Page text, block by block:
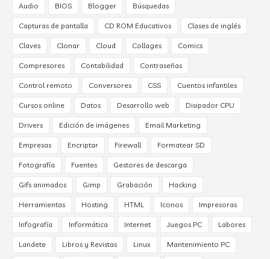
Audio BIOS Blogger Búsquedas
Capturas de pantalla CD ROM Educativos Clases de inglés
Claves Clonar Cloud Collages Comics
Compresores Contabilidad Contraseñas
Control remoto Conversores CSS Cuentos infantiles
Cursos online Datos Desarrollo web Disipador CPU
Drivers Edición de imágenes Email Marketing
Empresas Encriptar Firewall Formatear SD
Fotografía Fuentes Gestores de descarga
Gifs animados Gimp Grabación Hacking
Herramientas Hosting HTML Iconos Impresoras
Infografía Informática Internet Juegos PC Labores
Landete Libros y Revistas Linux Mantenimiento PC